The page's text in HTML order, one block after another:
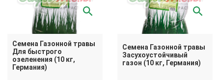
Семена Газонной травы
Для быстрого
озеленения (10 кг,
Германия)
Семена Газонной травы
Засухоустойчивый
газон (10 кг, Германия)